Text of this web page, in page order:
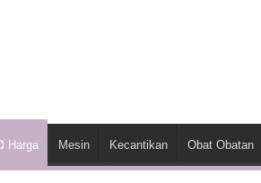
Harga Mesin Kecantikan Obat Obatan